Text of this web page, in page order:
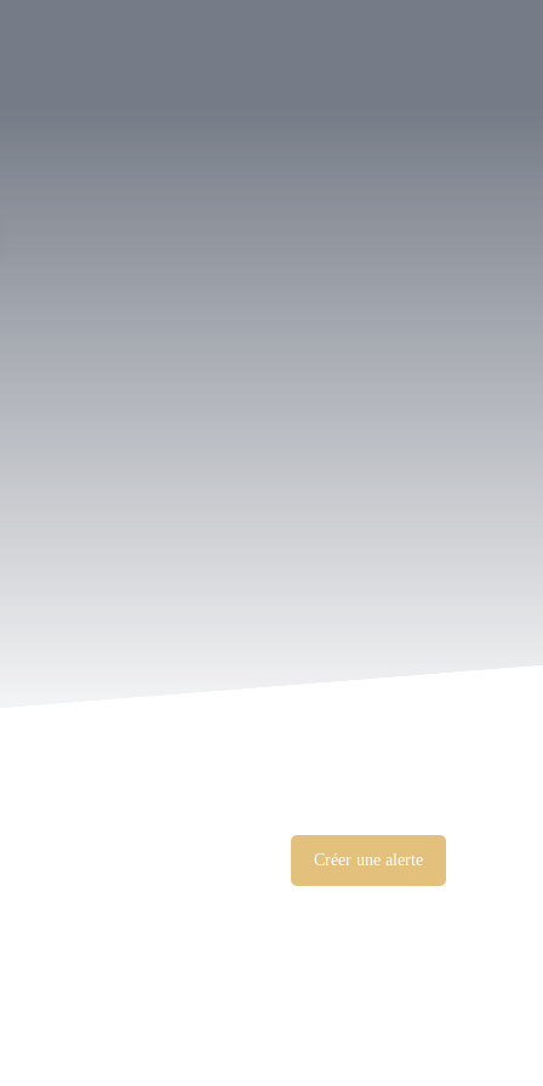
Créer une alerte